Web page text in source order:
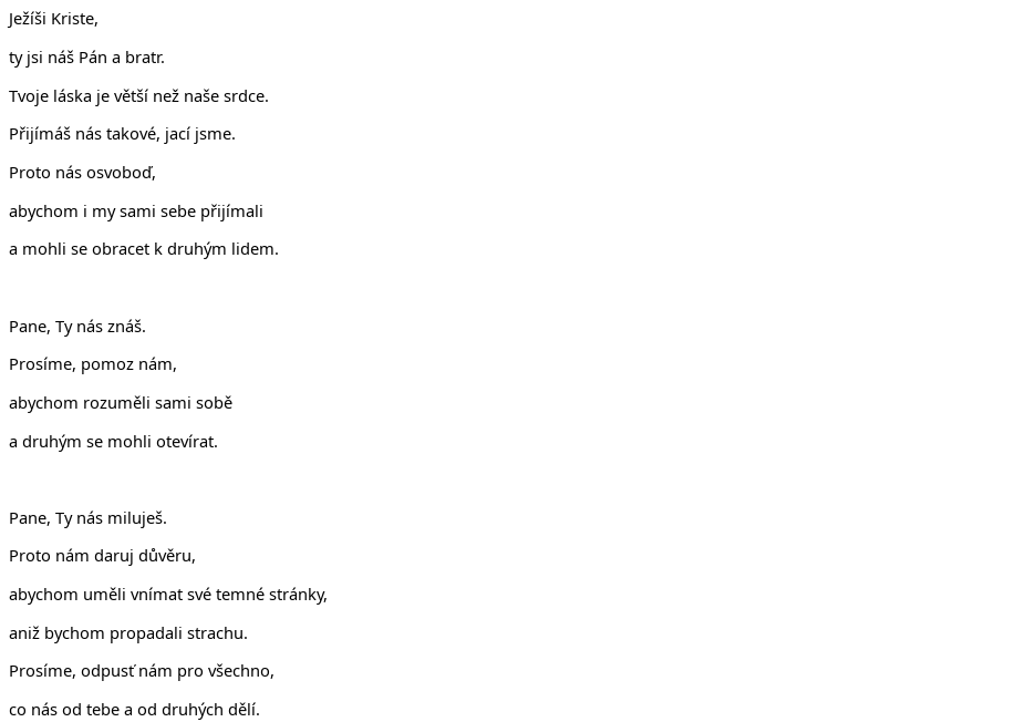
Ježíši Kriste,
ty jsi náš Pán a bratr.
Tvoje láska je větší než naše srdce.
Přijímáš nás takové, jací jsme.
Proto nás osvoboď,
abychom i my sami sebe přijímali
a mohli se obracet k druhým lidem.
Pane, Ty nás znáš.
Prosíme, pomoz nám,
abychom rozuměli sami sobě
a druhým se mohli otevírat.
Pane, Ty nás miluješ.
Proto nám daruj důvěru,
abychom uměli vnímat své temné stránky,
aniž bychom propadali strachu.
Prosíme, odpusť nám pro všechno,
co nás od tebe a od druhých dělí.